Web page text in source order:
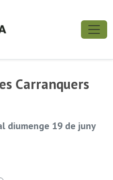
Carranquers
diumenge 19 de juny